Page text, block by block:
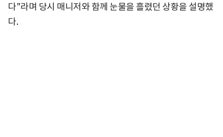
다"라며 당시 매니저와 함께 눈물을 흘렸던 상황을 설명했
다.